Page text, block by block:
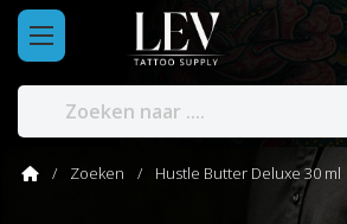
Zoeken Hustle Butter Deluxe 30 ml